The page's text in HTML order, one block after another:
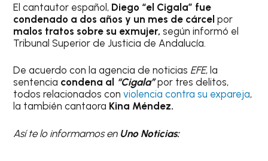
El cantautor español, Diego “el Cigala” fue
condenado a dos años y un mes de cárcelpor
malos tratos sobre su exmujer, según informó el
Tribunal Superior de Justicia de Andalucía.
De acuerdo con la agencia de noticias EFE, la
sentencia condena al “Cigala” por tres delitos,
todos relacionados conviolencia contra su expareja,
la también cantaora Kina Méndez.
Así te lo informamos en Uno Noticias: